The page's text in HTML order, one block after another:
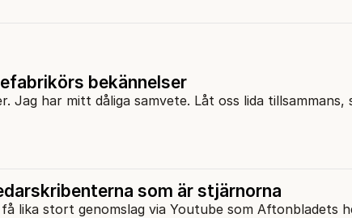
bekännelser
Jag har mitt dåliga samvete. Låt oss lida tillsammans,
som är stjärnorna
lika stort genomslag via Youtube som Aftonbladets